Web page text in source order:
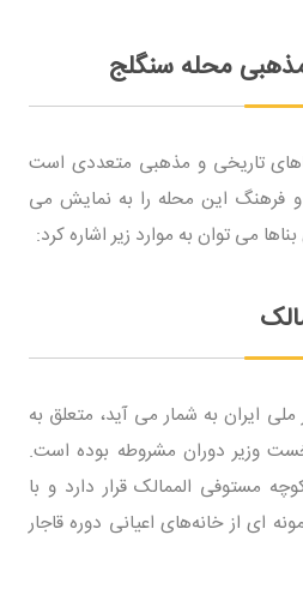
محله سنگلج
تاریخی و مذهبی متعددی است
فرهنگ این محله را به نمایش می‌
می‌ توان به موارد زیر اشاره کرد:
ملی ایران به شمار می‌ آید، متعلق به
وزیر دوران مشروطه بوده است.
مستوفی‌ الممالک قرار دارد و با
ای از خانه‌های اعیانی دوره قاجار